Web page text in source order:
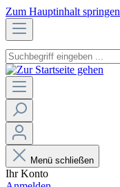
Zum Hauptinhalt springen
Menü schließen
Ihr Konto